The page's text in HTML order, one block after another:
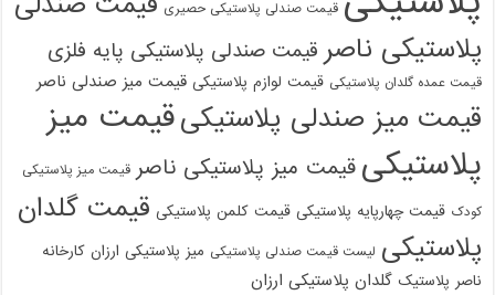
قیمت صندلی پلاستیکی حصیری
پلاستیکی ناصر قیمت صندلی پلاستیکی پایه فلزی
قیمت عمده گلدان پلاستیکی قیمت لوازم پلاستیکی قیمت میز صندلی ناصر
قیمت میز صندلی پلاستیکیقیمت میز
پلاستیکی قیمت میز پلاستیکی ناصر قیمت میز پلاستیکی
کودک قیمت چهارپایه پلاستیکی قیمت کلمن پلاستیکی قیمت گلدان
پلاستیکی لیست قیمت صندلی پلاستیکی میز پلاستیکی ارزان کارخانه
ناصر پلاستیک گلدان پلاستیکی ارزان